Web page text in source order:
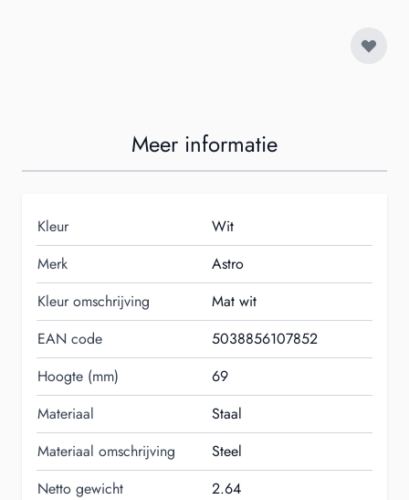
Meer informatie
Kleur
Wit
Merk
Astro
Kleur omschrijving
Mat wit
EAN code
5038856107852
Hoogte (mm)
69
Materiaal
Staal
Materiaal omschrijving
Steel
Netto gewicht
2.64